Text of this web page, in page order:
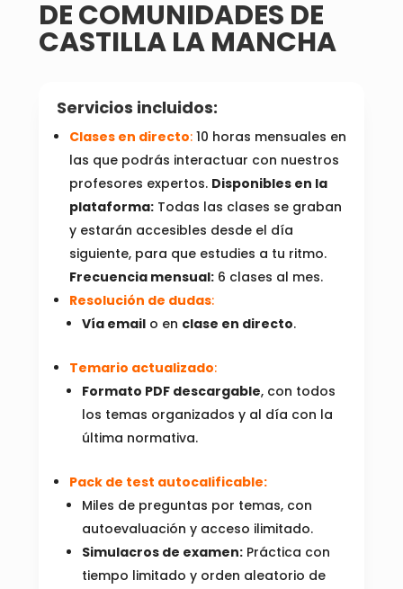
DE COMUNIDADES DE
CASTILLA LA MANCHA
Servicios incluidos:
Clases en directo:10 horas mensuales en
las que podrás interactuar con nuestros
profesores expertos. Disponibles en la
plataforma:Todas las clases se graban
y estarán accesibles desde el día
siguiente, para que estudies a tu ritmo.
Frecuencia mensual:6 clases al mes.
Resolución de dudas:
Vía emailo en clase en directo.
Temario actualizado:
Formato PDF descargable, con todos
los temas organizados y al día con la
última normativa.
Pack de test autocalificable:
Miles de preguntas por temas, con
autoevaluación y acceso ilimitado.
Simulacros de examen:Práctica con
tiempo limitado y orden aleatorio de